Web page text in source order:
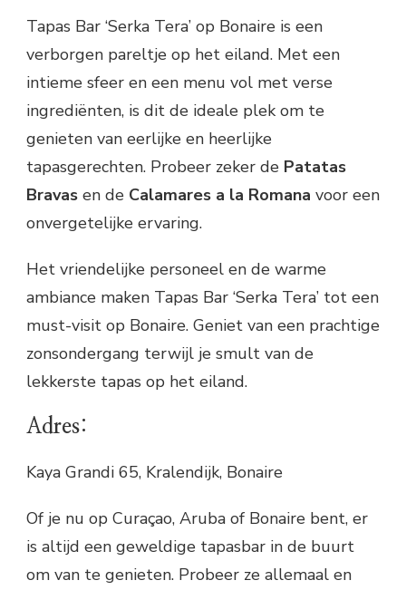
Tapas Bar ‘Serka Tera’ op Bonaire is een
verborgen pareltje op het eiland. Met een
intieme sfeer en een menu vol met verse
ingrediënten, is dit de ideale plek om te
genieten van eerlijke en heerlijke
tapasgerechten. Probeer zeker de Patatas
Bravas en de Calamares a la Romana voor een
onvergetelijke ervaring.
Het vriendelijke personeel en de warme
ambiance maken Tapas Bar ‘Serka Tera’ tot een
must-visit op Bonaire. Geniet van een prachtige
zonsondergang terwijl je smult van de
lekkerste tapas op het eiland.
Adres:
Kaya Grandi 65, Kralendijk, Bonaire
Of je nu op Curaçao, Aruba of Bonaire bent, er
is altijd een geweldige tapasbar in de buurt
om van te genieten. Probeer ze allemaal en